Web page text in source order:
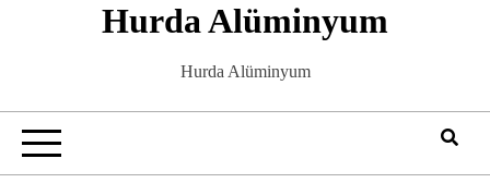
Hurda Alüminyum
Hurda Alüminyum